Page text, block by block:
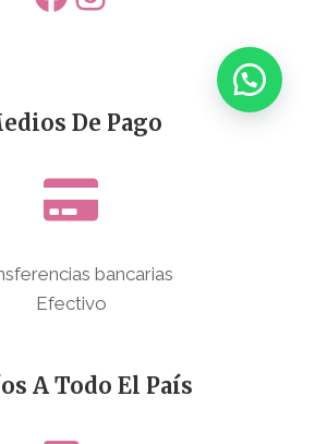
De Pago
bancarias
Efectivo
A Todo El País